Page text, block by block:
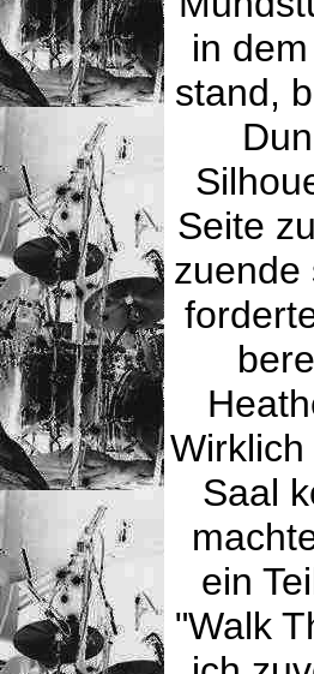
in
stand,
Seite
zuende
Saal
ein
"Walk